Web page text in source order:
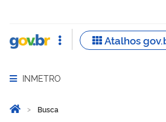
Abrir menu principal de navegação
INMETRO
Você está aqui:
Página Inicial
Busca